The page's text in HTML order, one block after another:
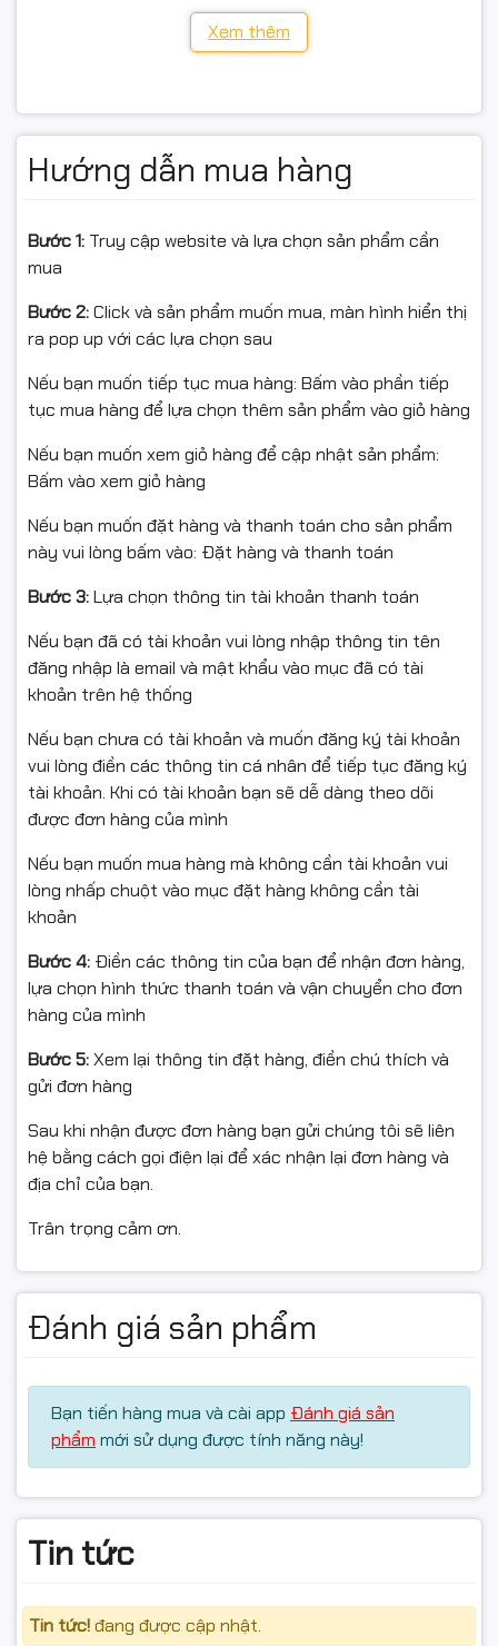
gửi mã máy/ảnh tem máy để shop tư vấn đúng loại
Mực 664 là mực nước (dye), không nên trộn lẫn với
Nếu trước đó máy dùng loại mực khác hệ, nên xả/flush
bộ mực 664 để tránh nghẹt đầu phun và sai lệch màu.
Lắc nhẹ chai trước khi rót (không lắc mạnh).
Đổ chậm, tránh bọt khí trong bình mực.
Sau khi nạp xong, in test nozzle (kiểm tra tia phun) và
chạy “Head Cleaning” nếu thấy thiếu màu hoặc bị sọc.
Cam kết từ Ngọc Thọ Computer
Hàng nhập khẩu, mới 100%, nguồn gốc rõ ràng.
Mỗi đơn hàng được đóng gói kỹ, chống va đập, hạn chế
rò rỉ trong quá trình vận chuyển.
Xuất hóa đơn VAT đầy đủ (Full VAT) – phù hợp cá nhân,
hộ kinh doanh, doanh nghiệp.
Điều kiện hoàn hàng (📦)
Để được hỗ trợ đổi/hoàn nhanh chóng, đúng quy định,
quý khách vui lòng:
Quay video mở gói từ lúc kiện hàng còn nguyên băng
keo/tem niêm đến khi kiểm tra xong sản phẩm. Video là
bằng chứng khi có vấn đề va đập, rò rỉ, giao nhầm hàng.
Nếu sản phẩm chưa dùng được, vui lòng liên hệ bộ phận
kỹ thuật/shop trước để được hỗ trợ kiểm tra từ xa,
tránh nhầm lẫn lỗi do cài đặt máy.
Còn nguyên trạng, không trầy xước/hư hỏng do tác
Đủ tem, nhãn, vỏ hộp, phụ kiện (nếu có).
Sản phẩm còn giá trị sử dụng và nằm trong thời gian
đổi trả theo quy định của sàn/shop.
Không hỗ trợ đổi/hoàn nếu:
Chai mực đã khui nắp, đã đổ vào máy, đã sang chiết
hoặc có dấu hiệu can thiệp.
Xem thêm
Hướng dẫn mua hàng
Bước 1: Truy cập website và lựa chọn sản phẩm cần
mua
Bước 2:Click và sản phẩm muốn mua, màn hình hiển thị
ra pop up với các lựa chọn sau
Nếu bạn muốn tiếp tục mua hàng: Bấm vào phần tiếp
tục mua hàng để lựa chọn thêm sản phẩm vào giỏ hàng
Nếu bạn muốn xem giỏ hàng để cập nhật sản phẩm:
Bấm vào xem giỏ hàng
Nếu bạn muốn đặt hàng và thanh toán cho sản phẩm
này vui lòng bấm vào: Đặt hàng và thanh toán
Bước 3:Lựa chọn thông tin tài khoản thanh toán
Nếu bạn đã có tài khoản vui lòng nhập thông tin tên
đăng nhập là email và mật khẩu vào mục đã có tài
khoản trên hệ thống
Nếu bạn chưa có tài khoản và muốn đăng ký tài khoản
vui lòng điền các thông tin cá nhân để tiếp tục đăng ký
tài khoản. Khi có tài khoản bạn sẽ dễ dàng theo dõi
được đơn hàng của mình
Nếu bạn muốn mua hàng mà không cần tài khoản vui
lòng nhấp chuột vào mục đặt hàng không cần tài
khoản
Bước 4: Điền các thông tin của bạn để nhận đơn hàng,
lựa chọn hình thức thanh toán và vận chuyển cho đơn
hàng của mình
Bước 5:Xem lại thông tin đặt hàng, điền chú thích và
gửi đơn hàng
Sau khi nhận được đơn hàng bạn gửi chúng tôi sẽ liên
hệ bằng cách gọi điện lại để xác nhận lại đơn hàng và
địa chỉ của bạn.
Trân trọng cảm ơn.
Đánh giá sản phẩm
Bạn tiến hàng mua và cài app Đánh giá sản
phẩm mới sử dụng được tính năng này!
Tin tức
Tin tức!đang được cập nhật.